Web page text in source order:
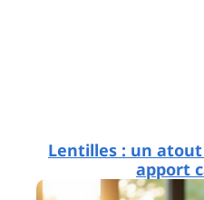
Lentilles : un
apport